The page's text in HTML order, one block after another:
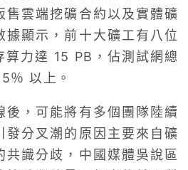
售雲端挖礦合約以及實體礦
據顯示，前十大礦工有八位
算力達 15 PB，佔測試網總
％ 以上。
後，可能將有多個團隊陸續
發分叉潮的原因主要來自礦
共識分歧，中國媒體吳說區